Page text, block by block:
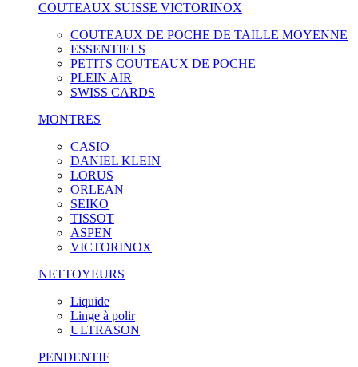
COUTEAUX SUISSE VICTORINOX
COUTEAUX DE POCHE DE TAILLE MOYENNE
ESSENTIELS
PETITS COUTEAUX DE POCHE
PLEIN AIR
SWISS CARDS
MONTRES
CASIO
DANIEL KLEIN
LORUS
ORLEAN
SEIKO
TISSOT
ASPEN
VICTORINOX
NETTOYEURS
Liquide
Linge à polir
ULTRASON
PENDENTIF